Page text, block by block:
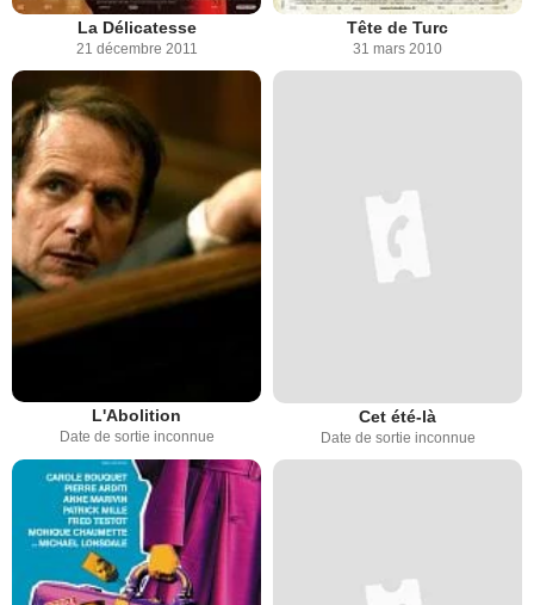
La Délicatesse
21 décembre 2011
Tête de Turc
31 mars 2010
L'Abolition
Date de sortie inconnue
Cet été-là
Date de sortie inconnue